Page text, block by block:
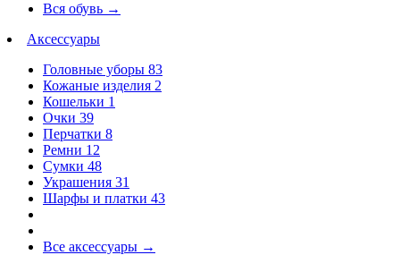
Вся обувь →
Аксессуары
Головные уборы 83
Кожаные изделия 2
Кошельки 1
Очки 39
Перчатки 8
Ремни 12
Сумки 48
Украшения 31
Шарфы и платки 43
Все аксессуары →